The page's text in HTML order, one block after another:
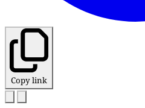
Copy link